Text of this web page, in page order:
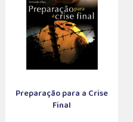
Preparação para a Crise
Final